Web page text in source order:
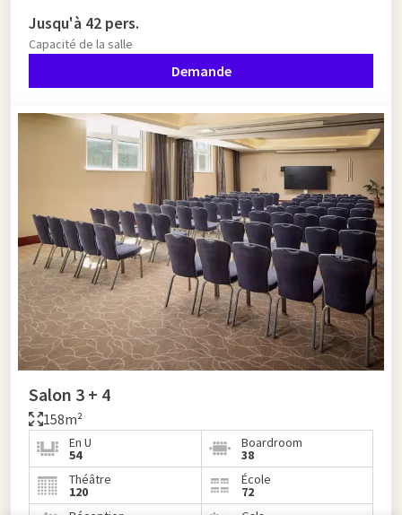
Jusqu'à 42 pers.
Capacité de la salle
Demande
Salon 3 + 4
158m²
En U
54
Boardroom
38
Théâtre
120
École
72